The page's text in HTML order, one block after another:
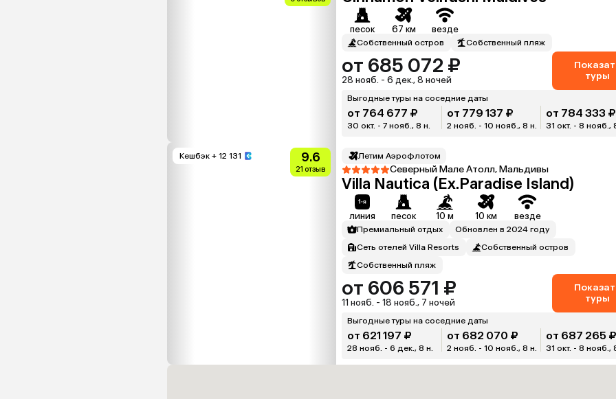
песок 67 км везде
Собственный остров Собственный пляж
от 685 072 ₽
28 нояб. - 6 дек., 8 ночей
туры
Выгодные туры на соседние даты
от 764 677 ₽
30 окт. - 7 нояб., 8 н.
от 779 137 ₽
2 нояб. - 10 нояб., 8 н.
от 784 333 ₽
31 окт. - 8 нояб.,
Кешбэк + 12 131 9.6
21 отзыв
Летим Аэрофлотом
Северный Мале Атолл, Мальдивы
Villa Nautica (Ex.Paradise Island)
линия песок 10 м 10 км везде
Премиальный отдых
Обновлен в 2024 году
Сеть отелей Villa Resorts
Собственный остров
Собственный пляж
от 606 571 ₽
11 нояб. - 18 нояб., 7 ночей
туры
Выгодные туры на соседние даты
от 621 197 ₽
28 нояб. - 6 дек., 8 н.
от 682 070 ₽
2 нояб. - 10 нояб., 8 н.
от 687 265 ₽
31 окт. - 8 нояб.,